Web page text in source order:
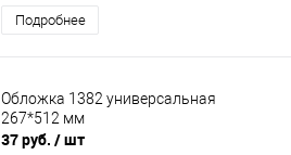
Подробнее
Обложка 1382 универсальная
267*512 мм
37 руб. / шт